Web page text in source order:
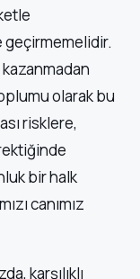
geçirmemelidir.
olarak bu
risklere,
bir halk
canımız
karşılıklı